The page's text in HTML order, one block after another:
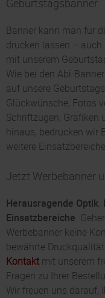
Geburtstagsbanner
Banner kann man für
drucken lassen – auch
mit unserem
Wie bei den Abi-
auf unsere
Glückwünsche, Fotos
Schriftzügen, Grafiken
hinaus, bedrucken wir
weitere
Jetzt Werbebanner
Herausragende Optik.
Einsatzbereiche.
Werbebanner keine
bewährte
Kontakt mit unserem
Fragen zu Ihrer
Wir freuen uns darauf,